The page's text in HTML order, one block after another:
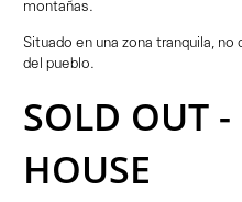
montañas.
Situado en una zona tranquila,
del pueblo.
SOLD OUT -
HOUSE